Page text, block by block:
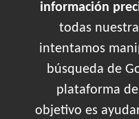
información
todas
intentamos
búsqueda de
plataforma
objetivo es